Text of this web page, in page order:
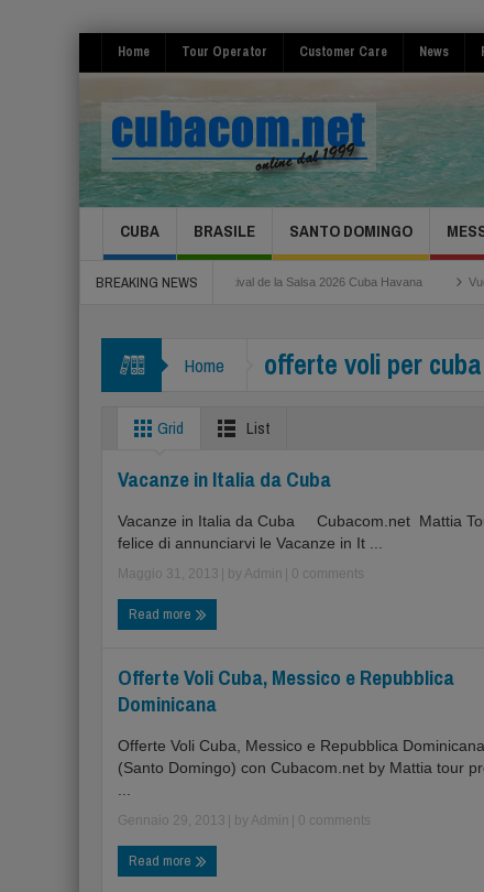
Home Tour Operator Customer Care News
CUBA BRASILE SANTO DOMINGO
BREAKING NEWS
Festival de la Salsa 2026 Cuba Havana Vuoi risparmiare
Home offerte voli per cuba
Grid List
Vacanze in Italia da Cuba
Vacanze in Italia da Cuba Cubacom.net Mattia
felice di annunciarvi le Vacanze in It ...
Maggio 31, 2013 | by Admin 0 comments
Read more
Offerte Voli Cuba, Messico e Repubblica
Dominicana
Offerte Voli Cuba, Messico e Repubblica Dominicana
(Santo Domingo) con Cubacom.net by Mattia tour
Gennaio 29, 2013 | by Admin 0 comments
Read more